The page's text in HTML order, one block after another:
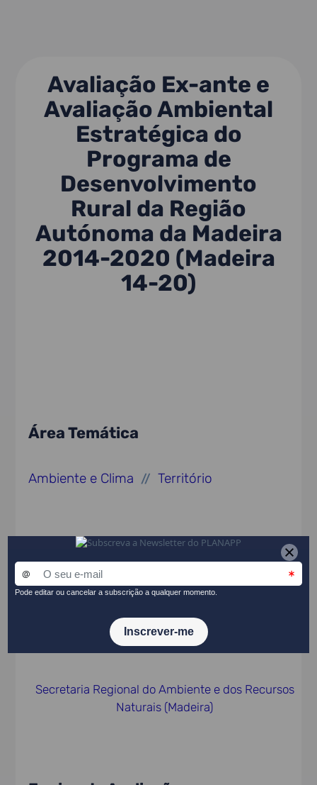
Avaliação Ex-ante e
Avaliação Ambiental
Estratégica do
Programa de
Desenvolvimento
Rural da Região
Autónoma da Madeira
2014-2020 (Madeira
14-20)
Área Temática
Ambiente e Clima // Território
Data de Publicação
Entidade Promotora
Secretaria Regional do Ambiente e dos Recursos
Naturais (Madeira)